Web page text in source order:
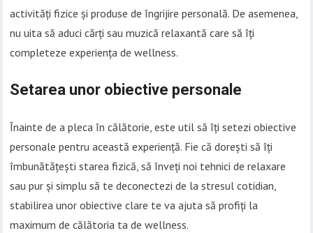
activități fizice și produse de îngrijire personală. De asemenea,
nu uita să aduci cărți sau muzică relaxantă care să îți
completeze experiența de wellness.
Setarea unor obiective personale
Înainte de a pleca în călătorie, este util să îți setezi obiective
personale pentru această experiență. Fie că dorești să îți
îmbunătățești starea fizică, să înveți noi tehnici de relaxare
sau pur și simplu să te deconectezi de la stresul cotidian,
stabilirea unor obiective clare te va ajuta să profiți la
maximum de călătoria ta de wellness.